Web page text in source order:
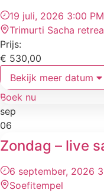
19 juli, 2026 3:00 PM
Trimurti Sacha
Prijs:
€ 530,00
Bekijk meer datum
Boek nu
sep
06
Zondag – live
6 september, 2026
Soefitempel